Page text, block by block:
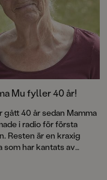
Mu fyller 40 år!
gått 40 år sedan Mamma
i radio för första
Resten är en kraxig
som har kantats av